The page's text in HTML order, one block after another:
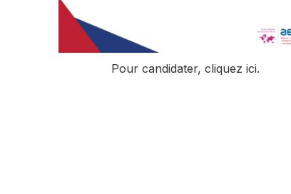
Pour candidater, cliquez ici.